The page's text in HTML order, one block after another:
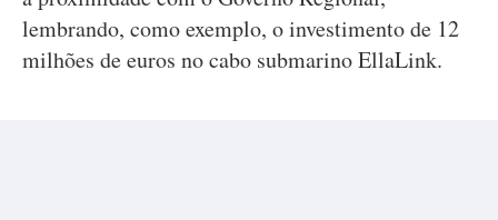
lembrando, como exemplo, o investimento de 12
milhões de euros no cabo submarino EllaLink.